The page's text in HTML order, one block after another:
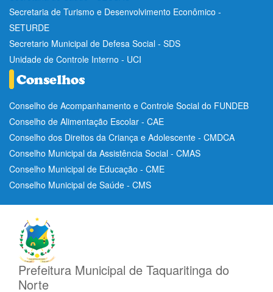
Secretaria de Turismo e Desenvolvimento Econômico -
SETURDE
Secretario Municipal de Defesa Social - SDS
Unidade de Controle Interno - UCI
Conselho de Acompanhamento e Controle Social do FUNDEB
Conselho de Alimentação Escolar - CAE
Conselho dos Direitos da Criança e Adolescente - CMDCA
Conselho Municipal da Assistência Social - CMAS
Conselho Municipal de Educação - CME
Conselho Municipal de Saúde - CMS
Prefeitura Municipal de Taquaritinga do
Norte